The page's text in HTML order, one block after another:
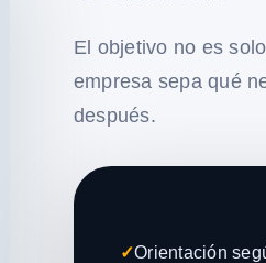
El objetivo no es
empresa sepa qué
después.
✓Orientación